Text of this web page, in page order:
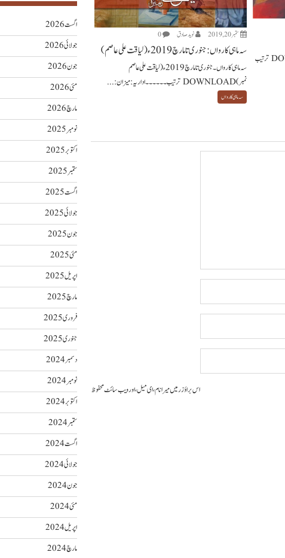
سہ ماہی کارواں۔ اپریل تا ستمبر 2019 ء DOWNLOAD ترتیب
ستمبر 20, 2019 نويد صادق 0
سہ ماہی کارواں: جنوری تا مارچ 2019ء (لیاقت علی عاصم)
سہ ماہی کارواں۔ جنوری تا مارچ 2019ء (لیاقت علی عاصم
نمبر) DOWNLOAD ترتیب ۔۔۔۔۔۔ اداریہ: میزان:...
سہ ماہی کارواں
اس براؤزر میں میرا نام، ای میل، اور ویب سائٹ محفوظ
اگست 2026
جولائی 2026
جون 2026
مئی 2026
مارچ 2026
نومبر 2025
اکتوبر 2025
ستمبر 2025
اگست 2025
جولائی 2025
جون 2025
مئی 2025
اپریل 2025
مارچ 2025
فروری 2025
جنوری 2025
دسمبر 2024
نومبر 2024
اکتوبر 2024
ستمبر 2024
اگست 2024
جولائی 2024
جون 2024
مئی 2024
اپریل 2024
مارچ 2024